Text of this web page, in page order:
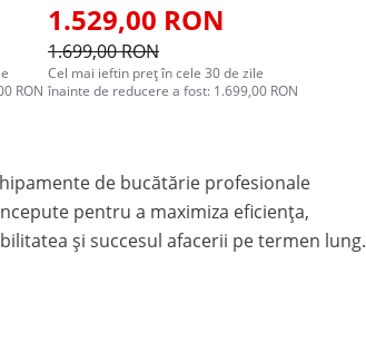
RON
1.529,00 RON
1.699,00 RON
Cel mai ieftin preț în cele 30 de zile
înainte de reducere a fost: 1.699,00 RON
de bucătărie profesionale
pentru a maximiza eficiența,
și succesul afacerii pe termen lung.